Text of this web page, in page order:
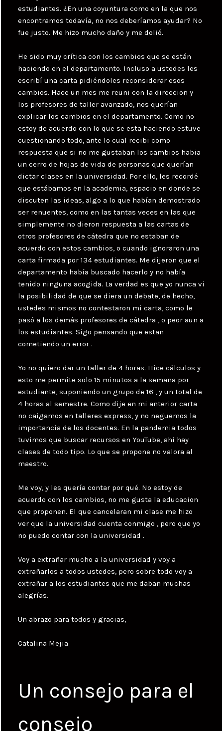
estudiantes. ¿En una coyuntura como en la que nos
encontramos todavía, no nos deberíamos ayudar? No
fue justo. Me hizo mucho daño y me dolió.
He sido muy crítica con los cambios que se están
haciendo en el departamento. Incluso a ustedes les
escribí una carta pidiéndoles reconsiderar esos
cambios. Hace un mes me reuni con la direccion y
los profesores de taller avanzado, nos querían
explicar los cambios en el departamento. Como no
estoy de acuerdo con lo que se esta haciendo estuve
cuestionando todo, ante lo cual recibi como
respuesta que si no me gustaban los cambios habia
un cerro de hojas de vida de personas que querían
dictar clases en la universidad. Por ello, les recordé
que estábamos en la academia, espacio en donde se
discuten las ideas, algo a lo que habían demostrado
ser renuentes, como en las tantas veces en las que
simplemente no dieron respuesta a las cartas de
otros profesores de cátedra que no estaban de
acuerdo con estos cambios, o cuando ignoraron una
carta firmada por 134 estudiantes. Me dijeron que el
departamento había buscado hacerlo y no había
tenido ninguna acogida. La verdad es que yo nunca vi
la posibilidad de que se diera un debate, de hecho,
ustedes mismos no contestaron mi carta, como le
pasó a los demás profesores de cátedra , o peor aun a
los estudiantes. Sigo pensando que estan
cometiendo un error .
Yo no quiero dar un taller de 4 horas. Hice cálculos y
esto me permite solo 15 minutos a la semana por
estudiante, suponiendo un grupo de 16 , y un total de
4 horas al semestre. Como dije en mi anterior carta
no caigamos en talleres express, y no neguemos la
importancia de los docentes. En la pandemia todos
tuvimos que buscar recursos en YouTube, ahi hay
clases de todo tipo. Lo que se propone no valora al
maestro.
Me voy, y les quería contar por qué. No estoy de
acuerdo con los cambios, no me gusta la educacion
que proponen. El que cancelaran mi clase me hizo
ver que la universidad cuenta conmigo , pero que yo
no puedo contar con la universidad .
Voy a extrañar mucho a la universidad y voy a
extrañarlos a todos ustedes, pero sobre todo voy a
extrañar a los estudiantes que me daban muchas
alegrías.
Un abrazo para todos y gracias,
Catalina Mejia
Un consejo para el
consejo